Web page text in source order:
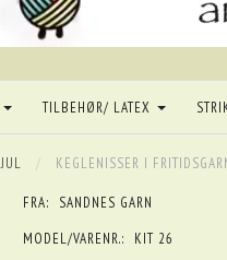
TILBEHØR/ LATEX
JUL KEGLENISSER I
FRA:
SANDNES GARN
MODEL/VARENR.:
KIT 26